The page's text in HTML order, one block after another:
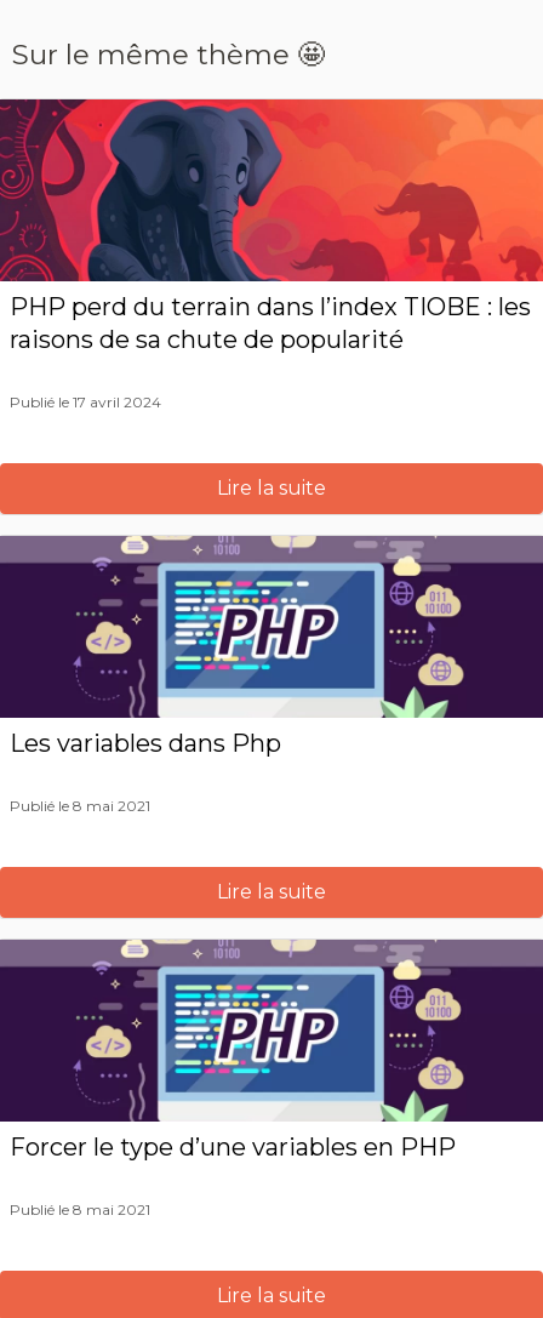
Sur le même thème 🤩
PHP perd du terrain dans l’index TIOBE : les
raisons de sa chute de popularité
Publié le 17 avril 2024
Lire la suite
Les variables dans Php
Publié le 8 mai 2021
Lire la suite
Forcer le type d’une variables en PHP
Publié le 8 mai 2021
Lire la suite